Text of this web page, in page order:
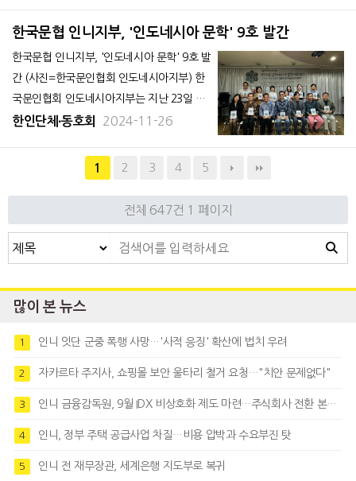
끝자락에 송년의 밤 행사에는 박수덕 주인니
한국문협 인니지부, '인도네시아 문학' 9호 발간
한국문협 인니지부, '인도네시아 문학' 9호 발
간 (사진=한국문인협회 인도네시아지부) 한
국문인협회 인도네시아지부는 지난 23일 한
인회관 2층에서 동인지 「인도네시아 문학 9
인협회 인도네시아지부는 한국문단의 중심인
한국문인협회 8개의 해외지부 가운데 한 곳
으로 문인 개인의 창작 의욕과
한인단체∙동호회 2024-11-26
1 2 3 4 5
전체 647건 1 페이지
많이 본 뉴스
1 인니 잇단 군중 폭행 사망…'사적 응징' 확산에 법치 우려
2 자카르타 주지사, 쇼핑몰 보안 울타리 철거 요청…"치안 문제없다"
3 인니 금융감독원, 9월 IDX 비상호화 제도 마련…주식회사 전환 본격화
4 인니, 정부 주택 공급사업 차질…비용 압박과 수요부진 탓
5 인니 전 재무장관, 세계은행 지도부로 복귀